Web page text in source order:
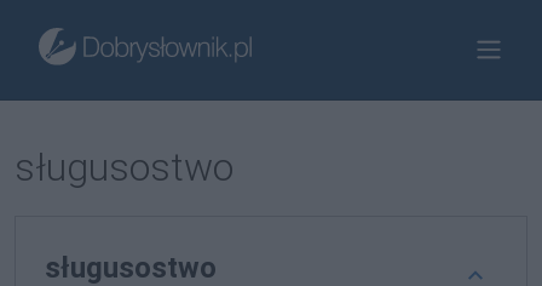
sługusostwo
sługusostwo